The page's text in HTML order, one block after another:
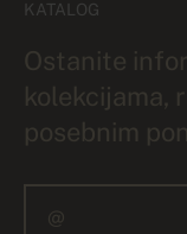
KATALOG
Ostanite
kolekcijama,
posebnim